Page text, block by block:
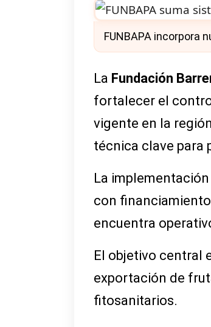
FUNBAPA incorpora
La Fundación
fortalecer el
vigente en la
técnica clave para
La
con
encuentra
El objetivo central
exportación de
fitosanitarios.